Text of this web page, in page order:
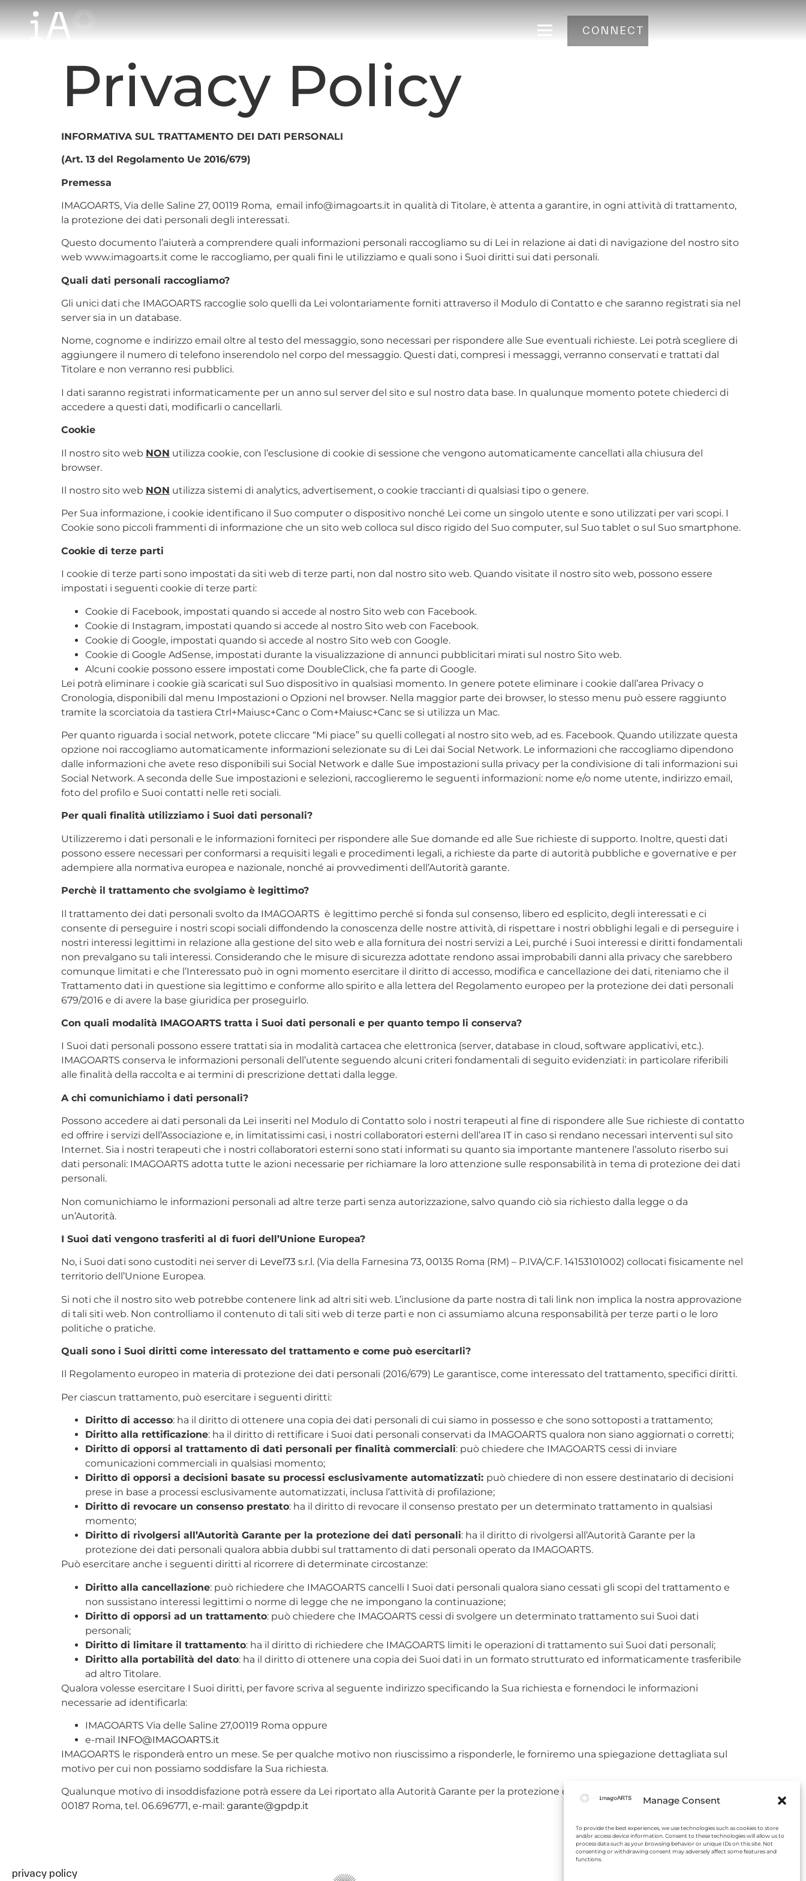
Manage Consent
To provide the best experiences, we use technologies such as cookies to store
and/or access device information. Consent to these technologies will allow us to
process data such as your browsing behavior or unique IDs on this site. Not
consenting or withdrawing consent may adversely affect some features and
functions.
CONNECT
Privacy Policy
INFORMATIVA SUL TRATTAMENTO DEI DATI PERSONALI
(Art. 13 del Regolamento Ue 2016/679)
Premessa
IMAGOARTS, Via delle Saline 27, 00119 Roma, email info@imagoarts.it in qualità di Titolare, è attenta a garantire, in ogni attività di trattamento,
la protezione dei dati personali degli interessati.
Questo documento l’aiuterà a comprendere quali informazioni personali raccogliamo su di Lei in relazione ai dati di navigazione del nostro sito
web www.imagoarts.it come le raccogliamo, per quali fini le utilizziamo e quali sono i Suoi diritti sui dati personali.
Quali dati personali raccogliamo?
Gli unici dati che IMAGOARTS raccoglie solo quelli da Lei volontariamente forniti attraverso il Modulo di Contatto e che saranno registrati sia nel
server sia in un database.
Nome, cognome e indirizzo email oltre al testo del messaggio, sono necessari per rispondere alle Sue eventuali richieste. Lei potrà scegliere di
aggiungere il numero di telefono inserendolo nel corpo del messaggio. Questi dati, compresi i messaggi, verranno conservati e trattati dal
Titolare e non verranno resi pubblici.
I dati saranno registrati informaticamente per un anno sul server del sito e sul nostro data base. In qualunque momento potete chiederci di
accedere a questi dati, modificarli o cancellarli.
Cookie
Il nostro sito web NON utilizza cookie, con l’esclusione di cookie di sessione che vengono automaticamente cancellati alla chiusura del
browser.
Il nostro sito web NON utilizza sistemi di analytics, advertisement, o cookie traccianti di qualsiasi tipo o genere.
Per Sua informazione, i cookie identificano il Suo computer o dispositivo nonché Lei come un singolo utente e sono utilizzati per vari scopi. I
Cookie sono piccoli frammenti di informazione che un sito web colloca sul disco rigido del Suo computer, sul Suo tablet o sul Suo smartphone.
Cookie di terze parti
I cookie di terze parti sono impostati da siti web di terze parti, non dal nostro sito web. Quando visitate il nostro sito web, possono essere
impostati i seguenti cookie di terze parti:
Cookie di Facebook, impostati quando si accede al nostro Sito web con Facebook.
Cookie di Instagram, impostati quando si accede al nostro Sito web con Facebook.
Cookie di Google, impostati quando si accede al nostro Sito web con Google.
Cookie di Google AdSense, impostati durante la visualizzazione di annunci pubblicitari mirati sul nostro Sito web.
Alcuni cookie possono essere impostati come DoubleClick, che fa parte di Google.
Lei potrà eliminare i cookie già scaricati sul Suo dispositivo in qualsiasi momento. In genere potete eliminare i cookie dall’area Privacy o
Cronologia, disponibili dal menu Impostazioni o Opzioni nel browser. Nella maggior parte dei browser, lo stesso menu può essere raggiunto
tramite la scorciatoia da tastiera Ctrl+Maiusc+Canc o Com+Maiusc+Canc se si utilizza un Mac.
Per quanto riguarda i social network, potete cliccare “Mi piace” su quelli collegati al nostro sito web, ad es. Facebook. Quando utilizzate questa
opzione noi raccogliamo automaticamente informazioni selezionate su di Lei dai Social Network. Le informazioni che raccogliamo dipendono
dalle informazioni che avete reso disponibili sui Social Network e dalle Sue impostazioni sulla privacy per la condivisione di tali informazioni sui
Social Network. A seconda delle Sue impostazioni e selezioni, raccoglieremo le seguenti informazioni: nome e/o nome utente, indirizzo email,
foto del profilo e Suoi contatti nelle reti sociali.
Per quali finalità utilizziamo i Suoi dati personali?
Utilizzeremo i dati personali e le informazioni forniteci per rispondere alle Sue domande ed alle Sue richieste di supporto. Inoltre, questi dati
possono essere necessari per conformarsi a requisiti legali e procedimenti legali, a richieste da parte di autorità pubbliche e governative e per
adempiere alla normativa europea e nazionale, nonché ai provvedimenti dell’Autorità garante.
Perchè il trattamento che svolgiamo è legittimo?
Il trattamento dei dati personali svolto da IMAGOARTS è legittimo perché si fonda sul consenso, libero ed esplicito, degli interessati e ci
consente di perseguire i nostri scopi sociali diffondendo la conoscenza delle nostre attività, di rispettare i nostri obblighi legali e di perseguire i
nostri interessi legittimi in relazione alla gestione del sito web e alla fornitura dei nostri servizi a Lei, purché i Suoi interessi e diritti fondamentali
non prevalgano su tali interessi. Considerando che le misure di sicurezza adottate rendono assai improbabili danni alla privacy che sarebbero
comunque limitati e che l’Interessato può in ogni momento esercitare il diritto di accesso, modifica e cancellazione dei dati, riteniamo che il
Trattamento dati in questione sia legittimo e conforme allo spirito e alla lettera del Regolamento europeo per la protezione dei dati personali
679/2016 e di avere la base giuridica per proseguirlo.
Con quali modalità IMAGOARTS tratta i Suoi dati personali e per quanto tempo li conserva?
I Suoi dati personali possono essere trattati sia in modalità cartacea che elettronica (server, database in cloud, software applicativi, etc.).
IMAGOARTS conserva le informazioni personali dell’utente seguendo alcuni criteri fondamentali di seguito evidenziati: in particolare riferibili
alle finalità della raccolta e ai termini di prescrizione dettati dalla legge.
A chi comunichiamo i dati personali?
Possono accedere ai dati personali da Lei inseriti nel Modulo di Contatto solo i nostri terapeuti al fine di rispondere alle Sue richieste di contatto
ed offrire i servizi dell’Associazione e, in limitatissimi casi, i nostri collaboratori esterni dell’area IT in caso si rendano necessari interventi sul sito
Internet. Sia i nostri terapeuti che i nostri collaboratori esterni sono stati informati su quanto sia importante mantenere l’assoluto riserbo sui
dati personali: IMAGOARTS adotta tutte le azioni necessarie per richiamare la loro attenzione sulle responsabilità in tema di protezione dei dati
personali.
Non comunichiamo le informazioni personali ad altre terze parti senza autorizzazione, salvo quando ciò sia richiesto dalla legge o da
un’Autorità.
I Suoi dati vengono trasferiti al di fuori dell’Unione Europea?
No, i Suoi dati sono custoditi nei server di Level73 s.r.l. (Via della Farnesina 73, 00135 Roma (RM) – P.IVA/C.F. 14153101002) collocati fisicamente nel
territorio dell’Unione Europea.
Si noti che il nostro sito web potrebbe contenere link ad altri siti web. L’inclusione da parte nostra di tali link non implica la nostra approvazione
di tali siti web. Non controlliamo il contenuto di tali siti web di terze parti e non ci assumiamo alcuna responsabilità per terze parti o le loro
politiche o pratiche.
Quali sono i Suoi diritti come interessato del trattamento e come può esercitarli?
Il Regolamento europeo in materia di protezione dei dati personali (2016/679) Le garantisce, come interessato del trattamento, specifici diritti.
Per ciascun trattamento, può esercitare i seguenti diritti:
Diritto di accesso: ha il diritto di ottenere una copia dei dati personali di cui siamo in possesso e che sono sottoposti a trattamento;
Diritto alla rettificazione: ha il diritto di rettificare i Suoi dati personali conservati da IMAGOARTS qualora non siano aggiornati o corretti;
Diritto di opporsi al trattamento di dati personali per finalità commerciali: può chiedere che IMAGOARTS cessi di inviare
comunicazioni commerciali in qualsiasi momento;
Diritto di opporsi a decisioni basate su processi esclusivamente automatizzati: può chiedere di non essere destinatario di decisioni
prese in base a processi esclusivamente automatizzati, inclusa l’attività di profilazione;
Diritto di revocare un consenso prestato: ha il diritto di revocare il consenso prestato per un determinato trattamento in qualsiasi
momento;
Diritto di rivolgersi all’Autorità Garante per la protezione dei dati personali: ha il diritto di rivolgersi all’Autorità Garante per la
protezione dei dati personali qualora abbia dubbi sul trattamento di dati personali operato da IMAGOARTS.
Può esercitare anche i seguenti diritti al ricorrere di determinate circostanze:
Diritto alla cancellazione: può richiedere che IMAGOARTS cancelli I Suoi dati personali qualora siano cessati gli scopi del trattamento e
non sussistano interessi legittimi o norme di legge che ne impongano la continuazione;
Diritto di opporsi ad un trattamento: può chiedere che IMAGOARTS cessi di svolgere un determinato trattamento sui Suoi dati
personali;
Diritto di limitare il trattamento: ha il diritto di richiedere che IMAGOARTS limiti le operazioni di trattamento sui Suoi dati personali;
Diritto alla portabilità del dato: ha il diritto di ottenere una copia dei Suoi dati in un formato strutturato ed informaticamente trasferibile
ad altro Titolare.
Qualora volesse esercitare I Suoi diritti, per favore scriva al seguente indirizzo specificando la Sua richiesta e fornendoci le informazioni
necessarie ad identificarla:
IMAGOARTS Via delle Saline 27,00119 Roma oppure
e-mail INFO@IMAGOARTS.it
IMAGOARTS le risponderà entro un mese. Se per qualche motivo non riuscissimo a risponderle, le forniremo una spiegazione dettagliata sul
motivo per cui non possiamo soddisfare la Sua richiesta.
Qualunque motivo di insoddisfazione potrà essere da Lei riportato alla Autorità Garante per la protezione dei dati personali, Piazza Venezia n. 11 –
00187 Roma, tel. 06.696771, e-mail: garante@gpdp.it
privacy policy